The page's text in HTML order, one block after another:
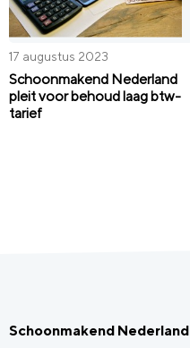
17 augustus 2023
Schoonmakend Nederland
pleit voor behoud laag btw-
tarief
Schoonmakend Nederland